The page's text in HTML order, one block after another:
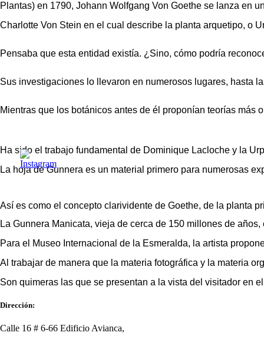
Plantas) en 1790, Johann Wolfgang Von Goethe se lanza en
Charlotte Von Stein en el cual describe la planta arquetipo, o
Pensaba que esta entidad existía. ¿Sino, cómo podría
Sus investigaciones lo llevaron en numerosos lugares, hasta
Mientras que los botánicos antes de él proponían teorías
Ha sido el trabajo fundamental de Dominique Lacloche y la
La hoja de Gunnera es un material primero para numerosas
Así es como el concepto clarividente de Goethe, de la planta
La Gunnera Manicata, vieja de cerca de 150 millones de
Para el Museo Internacional de la Esmeralda, la artista
Al trabajar de manera que la materia fotográfica y la materia
Son quimeras las que se presentan a la vista del visitador en
Dirección:
Calle 16 # 6-66 Edificio Avianca,